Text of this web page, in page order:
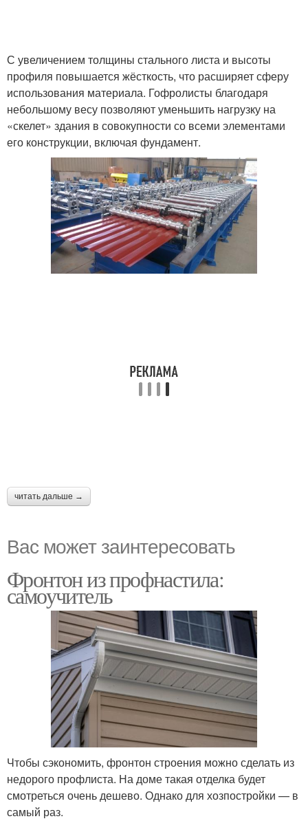
С увеличением толщины стального листа и высоты
профиля повышается жёсткость, что расширяет сферу
использования материала. Гофролисты благодаря
небольшому весу позволяют уменьшить нагрузку на
«скелет» здания в совокупности со всеми элементами
его конструкции, включая фундамент.
читать дальше →
Вас может заинтересовать
Фронтон из профнастила:
самоучитель
Чтобы сэкономить, фронтон строения можно сделать из
недорого профлиста. На доме такая отделка будет
смотреться очень дешево. Однако для хозпостройки — в
самый раз.